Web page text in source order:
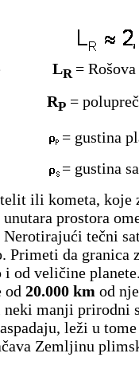
je LR =
RP =
= gustina
= gustina
ili kometa, koje
prostora
Nerotirajući tečni
Primeti da granica
i od veličine
od 20.000 km od
neki manji prirodni
leži u
Zemljinu